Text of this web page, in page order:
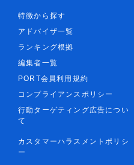
特徴から探す
アドバイザ一覧
ランキング根拠
編集者一覧
PORT会員利用規約
コンプライアンスポリシー
行動ターゲティング広告につい
て
カスタマーハラスメントポリシ
ー